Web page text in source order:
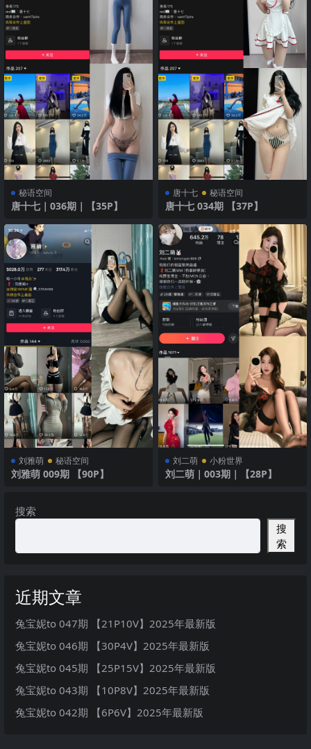
秘语空间
唐十七｜036期｜【35P】
唐十七 秘语空间
唐十七 034期 【37P】
刘雅萌 秘语空间
刘雅萌 009期 【90P】
刘二萌 小粉世界
刘二萌｜003期｜【28P】
搜索
搜
索
近期文章
兔宝妮to 047期 【21P10V】2025年最新版
兔宝妮to 046期 【30P4V】2025年最新版
兔宝妮to 045期 【25P15V】2025年最新版
兔宝妮to 043期 【10P8V】2025年最新版
兔宝妮to 042期 【6P6V】2025年最新版